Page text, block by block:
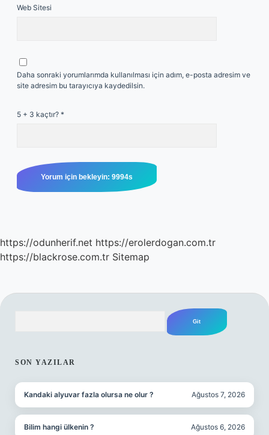
Web Sitesi
Daha sonraki yorumlarımda kullanılması için adım, e-posta adresim ve
site adresim bu tarayıcıya kaydedilsin.
5 + 3 kaçtır? *
https://odunherif.net https://erolerdogan.com.tr
https://blackrose.com.tr Sitemap
SON YAZILAR
Kandaki alyuvar fazla olursa ne olur ? Ağustos 7, 2026
Bilim hangi ülkenin ? Ağustos 6, 2026